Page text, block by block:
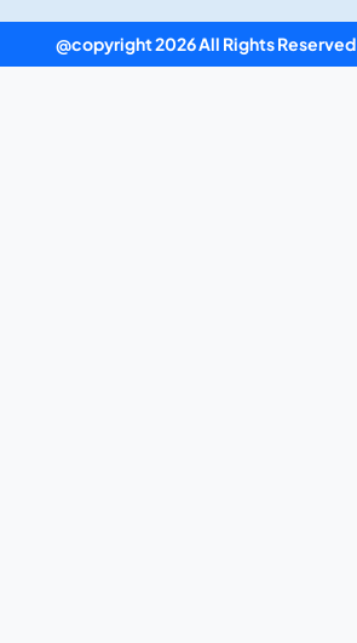
@copyright 2026 All Rights Reserved